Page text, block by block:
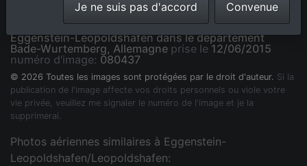
Campus KIT Nord à le quartier Leopoldshafen in
Eggenstein-Leopoldshafen dans le département
Bade-Wurtemberg, Allemagne prise le12/06/2015
numéro d'image: 080437
© 2026 Toutes les images sont protégées par le droit d'auteur. Si la
publication de l'image affecte vos droits personnels ou viole votre
vie privée, veuillez me signaler le numéro de l'image et je la
supprimerai.
Photos aériennes similaires à Eggenstein-
Leopoldshafen/Leopoldshafen:
Je ne suis pas d'accord Convenue